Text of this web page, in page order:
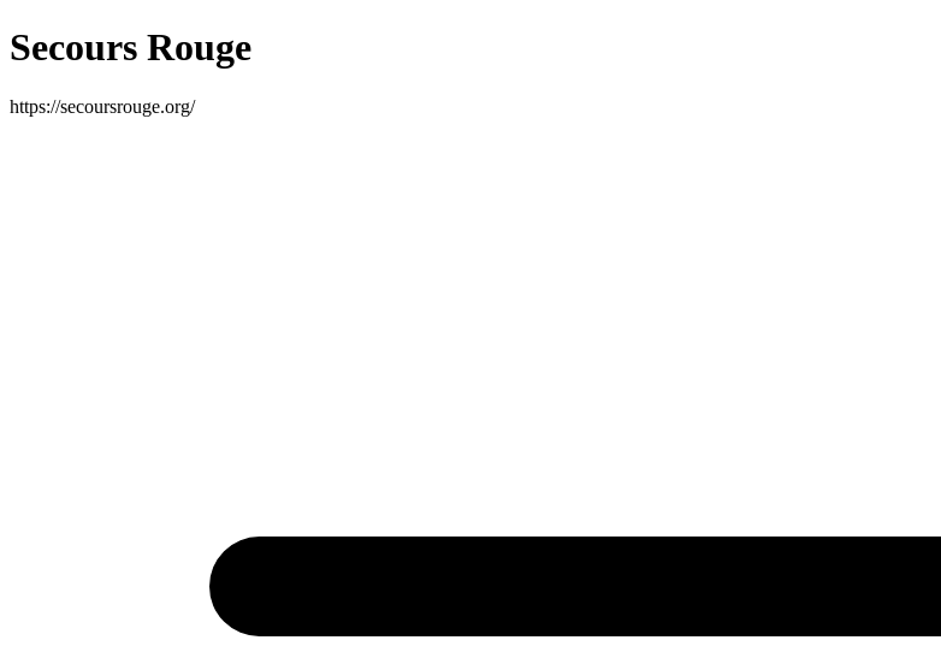
Secours Rouge
https://secoursrouge.org/